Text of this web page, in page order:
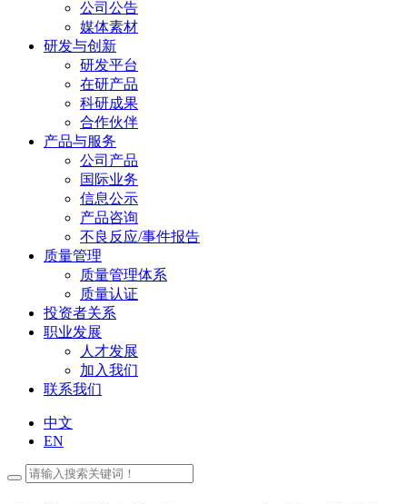
公司公告
媒体素材
研发与创新
研发平台
在研产品
科研成果
合作伙伴
产品与服务
公司产品
国际业务
信息公示
产品咨询
不良反应/事件报告
质量管理
质量管理体系
质量认证
投资者关系
职业发展
人才发展
加入我们
联系我们
中文
EN